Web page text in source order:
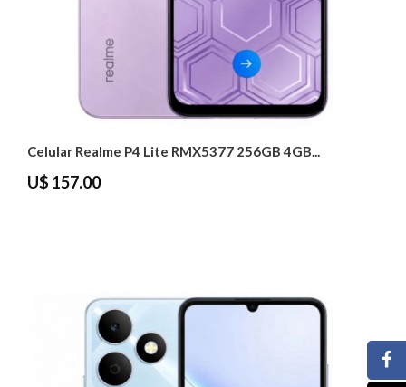
Celular Realme P4 Lite RMX5377 256GB 4GB...
U$ 157.00